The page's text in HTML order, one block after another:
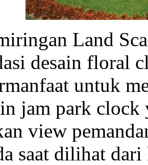
Land
desain floral
untuk
jam park clock
view
saat dilihat